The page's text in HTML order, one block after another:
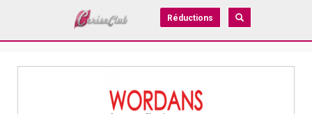
Réductions